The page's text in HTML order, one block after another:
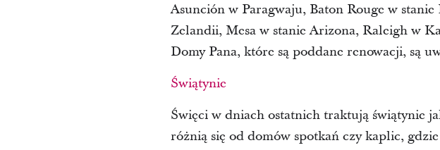
Asunción w Paragwaju, Baton Rouge w
Zelandii, Mesa w stanie Arizona, Raleigh w
Domy Pana, które są poddane renowacji, są
Świątynie
Święci w dniach ostatnich traktują świątynie
różnią się od domów spotkań czy kaplic,